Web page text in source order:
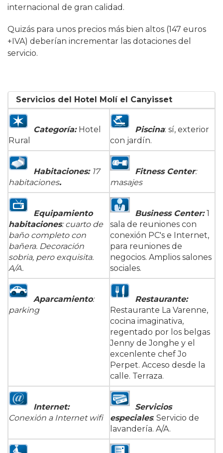
internacional de gran calidad.
Quizás para unos precios más bien altos (147 euros
+IVA) deberían incrementar las dotaciones del
servicio.
Servicios del Hotel Molí el Canyisset
Categoría: Hotel
Rural
Piscina: sí, exterior
con jardín.
Habitaciones: 17
habitaciones.
Fitness Center:
masajes
Equipamiento
habitaciones: cuarto de
baño completo con
bañera. Decoración
sobria, pero exquisita.
A/A.
Business Center:1
sala de reuniones con
conexión PC's e Internet,
para reuniones de
negocios. Amplios salones
sociales.
Aparcamiento:
parking
Restaurante:
Restaurante La Varenne,
cocina imaginativa,
regentado por los belgas
Jenny de Jonghe y el
excenlente chef Jo
Perpet. Acceso desde la
calle. Terraza.
Internet:
Conexión a Internet wifi
Servicios
especiales: Servicio de
lavandería. A/A.